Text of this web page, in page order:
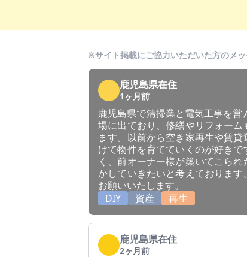
※サイト掲載にご協力いただいた方のメッ
鹿児島県在住
1ヶ月前
鹿児島県で清掃業と電気工事を
場に出ており、修繕やリフォー
ます。以前から空き家再生や賃
けて物件を育てていくのが好き
く、前オーナー様が築いてこら
かしていきたいと考えておりま
お願いいたします。
DIY
資産 再生
鹿児島県在住
2ヶ月前